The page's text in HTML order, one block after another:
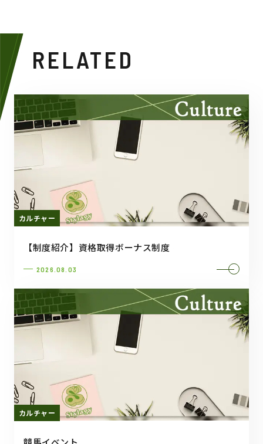
RELATED
カルチャー
【制度紹介】資格取得ボーナス制度
2026.08.03
カルチャー